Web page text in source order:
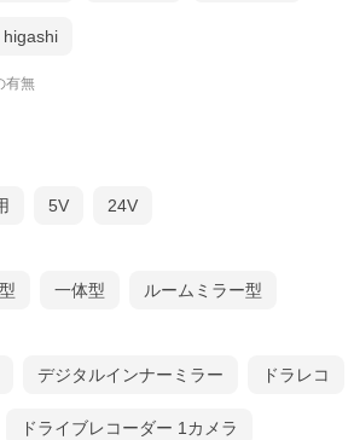
higashi
有無
5V 24V
一体型 ルームミラー型
デジタルインナーミラー ドラレコ
ドライブレコーダー 1カメラ